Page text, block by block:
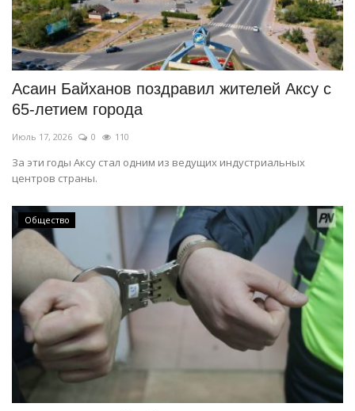
Асаин Байханов поздравил жителей Аксу с
65-летием города
Июль 17, 2026 0 110
За эти годы Аксу стал одним из ведущих индустриальных
центров страны.
Общество